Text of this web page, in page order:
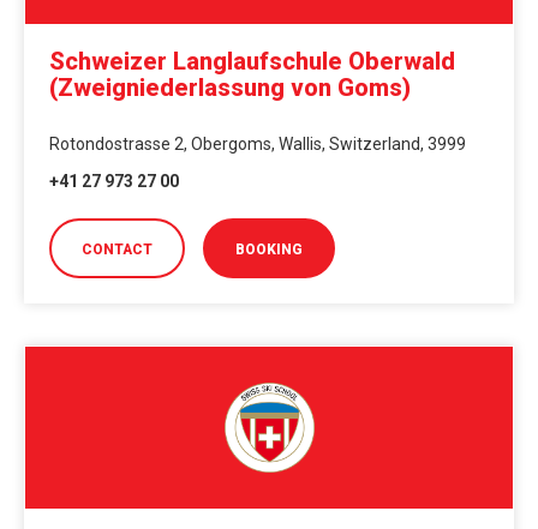
Schweizer Langlaufschule Oberwald
(Zweigniederlassung von Goms)
Rotondostrasse 2, Obergoms, Wallis, Switzerland, 3999
+41 27 973 27 00
CONTACT BOOKING